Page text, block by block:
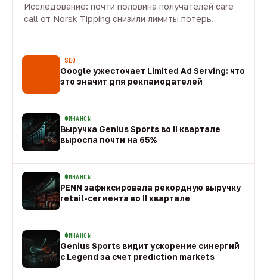
Исследование: почти половина получателей care
call от Norsk Tipping снизили лимиты потерь.
SEO
Google ужесточает Limited Ad Serving: что
это значит для рекламодателей
ФИНАНСЫ
Выручка Genius Sports во II квартале
выросла почти на 65%
ФИНАНСЫ
PENN зафиксировала рекордную выручку
retail-сегмента во II квартале
ФИНАНСЫ
Genius Sports видит ускорение синергий
с Legend за счет prediction markets